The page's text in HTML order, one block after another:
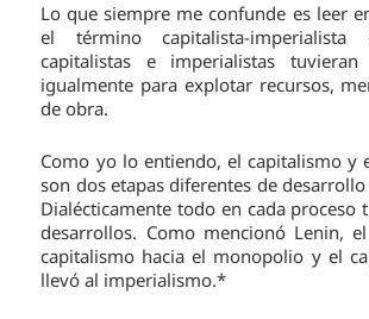
Lo que siempre me confunde es leer
el término capitalista-
capitalistas e imperialistas
igualmente para explotar recursos,
de obra.
Como yo lo entiendo, el capitalismo y
son dos etapas diferentes de
Dialécticamente todo en cada proceso
desarrollos. Como mencionó Lenin,
capitalismo hacia el monopolio y el
llevó al imperialismo.*